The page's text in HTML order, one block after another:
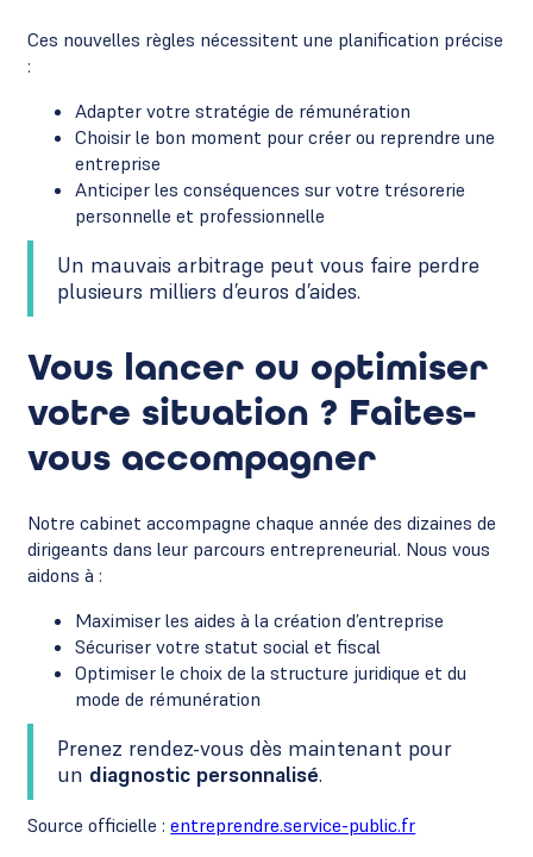
Ces nouvelles règles nécessitent une planification précise
:
Adapter votre stratégie de rémunération
Choisir le bon moment pour créer ou reprendre une
entreprise
Anticiper les conséquences sur votre trésorerie
personnelle et professionnelle
Un mauvais arbitrage peut vous faire perdre
plusieurs milliers d’euros d’aides.
Vous lancer ou optimiser
votre situation ? Faites-
vous accompagner
Notre cabinet accompagne chaque année des dizaines de
dirigeants dans leur parcours entrepreneurial. Nous vous
aidons à :
Maximiser les aides à la création d’entreprise
Sécuriser votre statut social et fiscal
Optimiser le choix de la structure juridique et du
mode de rémunération
Prenez rendez-vous dès maintenant pour
un diagnostic personnalisé.
Source officielle :entreprendre.service-public.fr